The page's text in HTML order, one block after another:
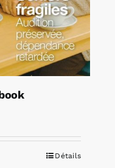
Détails